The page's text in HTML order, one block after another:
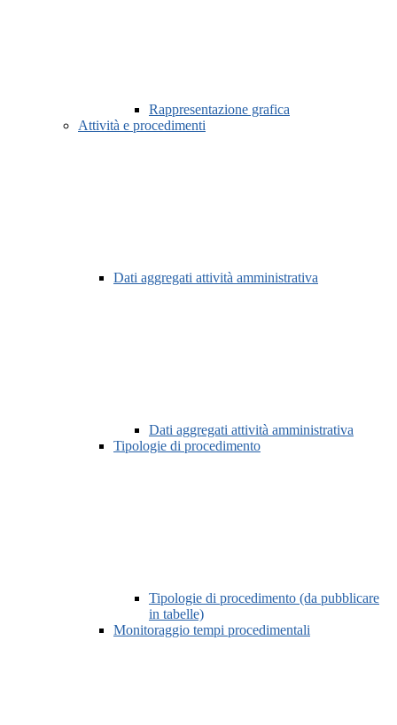
Rappresentazione grafica
Attività e procedimenti
Dati aggregati attività amministrativa
Dati aggregati attività amministrativa
Tipologie di procedimento
Tipologie di procedimento (da pubblicare
in tabelle)
Monitoraggio tempi procedimentali